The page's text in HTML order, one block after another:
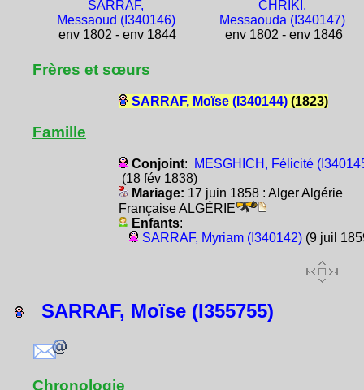
SARRAF,
Messaoud (I340146)
env 1802 - env 1844
CHRIKI,
Messaouda (I340147)
env 1802 - env 1846
Frères et sœurs
SARRAF, Moïse (I340144)(1823)
Famille
Conjoint:
MESGHICH, Félicité
(18 fév 1838)
Mariage: 17 juin 1858 : Alger Algérie
Française ALGÉRIE
Enfants:
SARRAF, Myriam (I340142)(9 juil
SARRAF, Moïse (I355755)
Chronologie